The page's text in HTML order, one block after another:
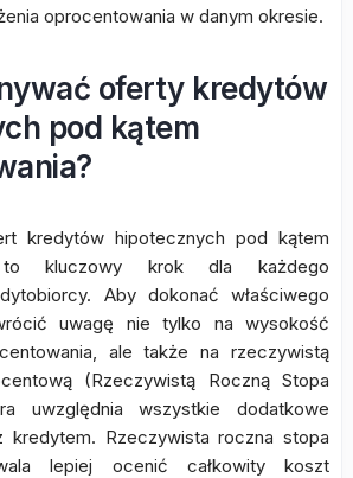
oprocentowania w danym okresie.
oferty kredytów
pod kątem
kredytów hipotecznych pod kątem
to kluczowy krok dla każdego
Aby dokonać właściwego
uwagę nie tylko na wysokość
ale także na rzeczywistą
(Rzeczywistą Roczną Stopa
uwzględnia wszystkie dodatkowe
kredytem. Rzeczywista roczna stopa
lepiej ocenić całkowity koszt